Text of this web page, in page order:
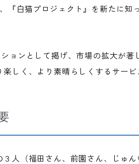
『白猫プロジェクト』を新たに知
ョンとして掲げ、市場の拡大が著
しく、より素晴らしくするサービ
人（福田さん、前園さん、じゅ